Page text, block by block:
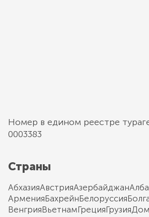
Номер в едином реестре
0003383
Страны
АбхазияАвстрияАзербайджан
АрменияБахрейнБелоруссия
ВенгрияВьетнамГрецияГрузия